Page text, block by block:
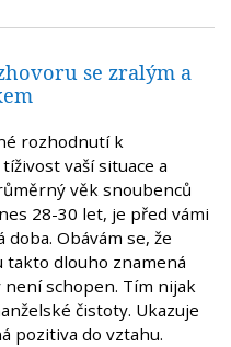
se zralým a
rozhodnutí k
vaší situace a
věk snoubenců
28-30 let, je před vámi
Obávám se, že
dlouho znamená
schopen. Tím nijak
čistoty. Ukazuje
pozitiva do vztahu.